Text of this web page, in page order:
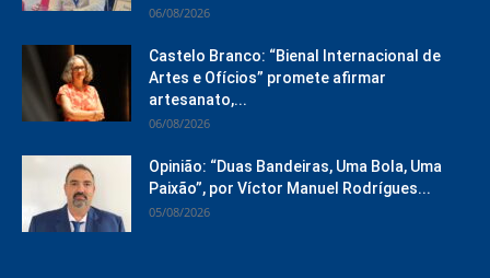
06/08/2026
Castelo Branco: “Bienal Internacional de
Artes e Ofícios” promete afirmar
artesanato,...
06/08/2026
Opinião: “Duas Bandeiras, Uma Bola, Uma
Paixão”, por Víctor Manuel Rodrígues...
05/08/2026